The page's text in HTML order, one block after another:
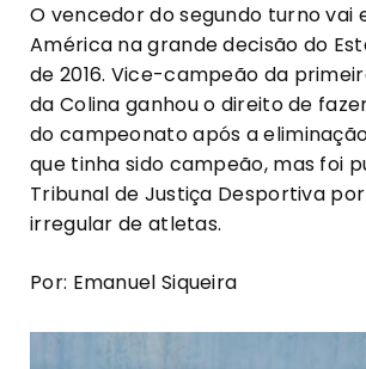
O vencedor do segundo turno vai
América na grande decisão do
de 2016. Vice-campeão da
da Colina ganhou o direito de
do campeonato após a
que tinha sido campeão, mas foi
Tribunal de Justiça Desportiva
irregular de atletas.
Por: Emanuel Siqueira